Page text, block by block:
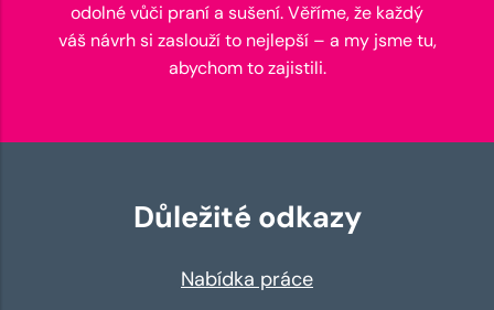
odolné vůči praní a sušení. Věříme, že každý
váš návrh si zaslouží to nejlepší – a my jsme tu,
abychom to zajistili.
Důležité odkazy
Nabídka práce